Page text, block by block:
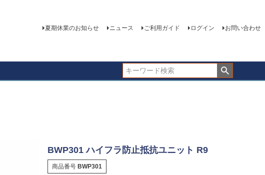
夏期休業のお知らせ ニュース ご利用ガイド ログイン お問い合わせ
BWP301 ハイフラ防止抵抗ユニット R9
商品番号 BWP301